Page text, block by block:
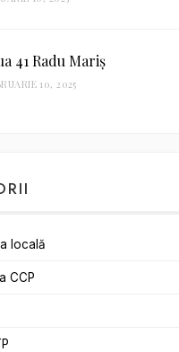
41 Radu Mariș
10, 2025
locală
CCP